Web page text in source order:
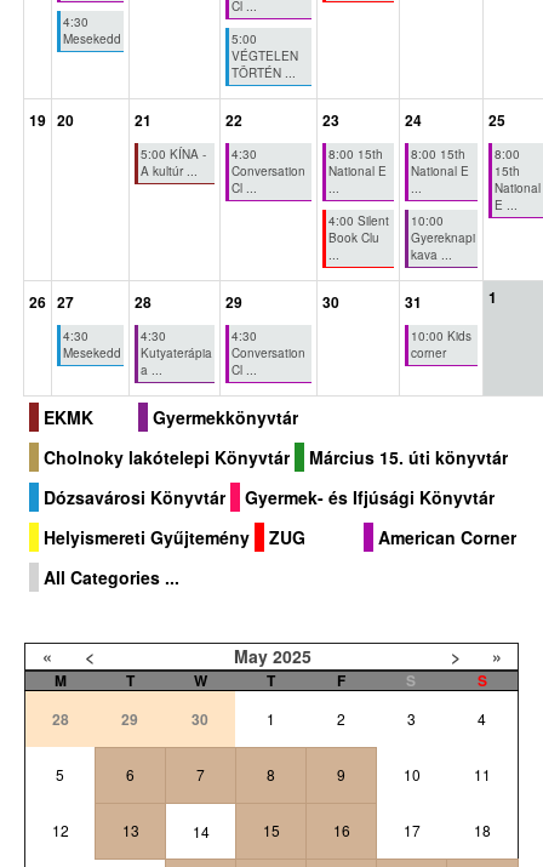
4:30
Mesekedd
Cl ...
5:00
VÉGTELEN
TÖRTÉN ...
19 20 21
5:00 KÍNA -
A kultúr ...
22
4:30
Conversation
Cl ...
23
8:00 15th
National E
...
4:00 Silent
Book Clu
...
24
8:00 15th
National E
...
10:00
Gyereknapi
kava ...
25
8:00
15th
National
E ...
26 27
4:30
Mesekedd
28
4:30
Kutyaterápia
a ...
29
4:30
Conversation
Cl ...
30 31
10:00 Kids
corner
1
EKMK
Gyermekkönyvtár
Cholnoky lakótelepi Könyvtár
Március 15. úti könyvtár
Dózsavárosi Könyvtár
Gyermek- és Ifjúsági Könyvtár
Helyismereti Gyűjtemény
ZUG
American Corner
All Categories ...
« < May 2025 > »
M T W T F S
S
28
29 30 1 2 3 4
5 6 7 8 9 10 11
12 13 14 15 16 17 18